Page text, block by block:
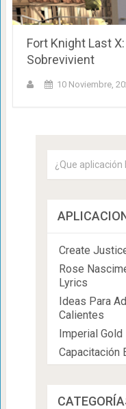
Fort Knight Last
Sobrevivient
10 Noviembre,
Create
Rose
Lyrics
Ideas Para
Calientes
Imperial
Capacitación